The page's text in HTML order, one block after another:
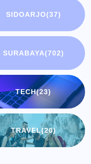
SIDOARJO(37)
SURABAYA(702)
TECH(23)
TRAVEL(20)